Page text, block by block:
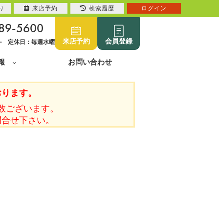
5600
定休日：毎週水曜 来店予約 会員登録
お問い合わせ
ます。
ざいます。
せ下さい。
来店予約 検索履歴 ログイン